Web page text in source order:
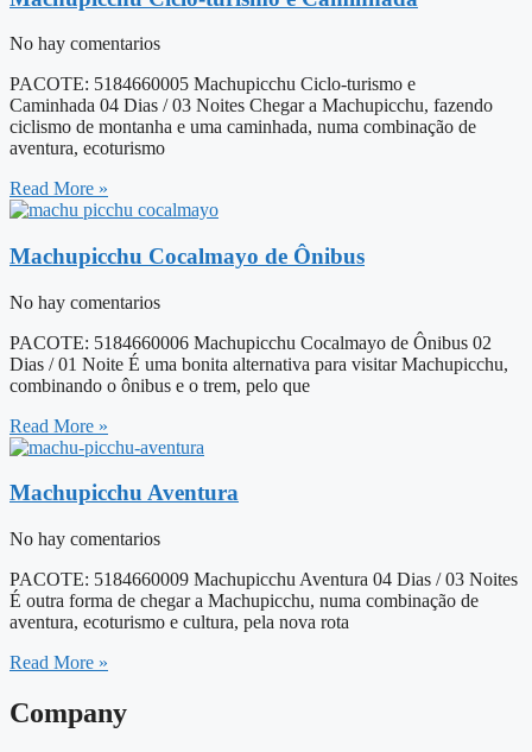
No hay comentarios
PACOTE: 5184660005 Machupicchu Ciclo-turismo e
Caminhada 04 Dias / 03 Noites Chegar a Machupicchu, fazendo
ciclismo de montanha e uma caminhada, numa combinação de
aventura, ecoturismo
Read More »
Machupicchu Cocalmayo de Ônibus
No hay comentarios
PACOTE: 5184660006 Machupicchu Cocalmayo de Ônibus 02
Dias / 01 Noite É uma bonita alternativa para visitar Machupicchu,
combinando o ônibus e o trem, pelo que
Read More »
Machupicchu Aventura
No hay comentarios
PACOTE: 5184660009 Machupicchu Aventura 04 Dias / 03 Noites
É outra forma de chegar a Machupicchu, numa combinação de
aventura, ecoturismo e cultura, pela nova rota
Read More »
Company